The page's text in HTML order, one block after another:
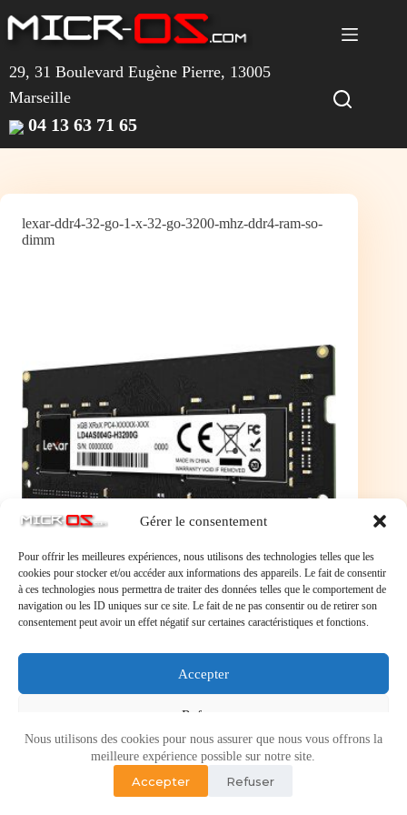
Gérer le consentement
Pour offrir les meilleures expériences, nous utilisons des technologies telles que les
cookies pour stocker et/ou accéder aux informations des appareils. Le fait de consentir
à ces technologies nous permettra de traiter des données telles que le comportement de
navigation ou les ID uniques sur ce site. Le fait de ne pas consentir ou de retirer son
consentement peut avoir un effet négatif sur certaines caractéristiques et fonctions.
Accepter
Refuser
Voir les préférences
Politique de cookiesPolitique de confidentialité
au
contenu
Nous utilisons des cookies pour nous assurer que nous vous offrons la
meilleure expérience possible sur notre site.
Accepter Refuser
29, 31 Boulevard Eugène Pierre, 13005
Marseille
04 13 63 71 65
lexar-ddr4-32-go-1-x-32-go-3200-mhz-ddr4-ram-so-
dimm
LEXAR Barrette mémoire SODIMM 32Go DDR4 en
3200Mhz
3200Mhz